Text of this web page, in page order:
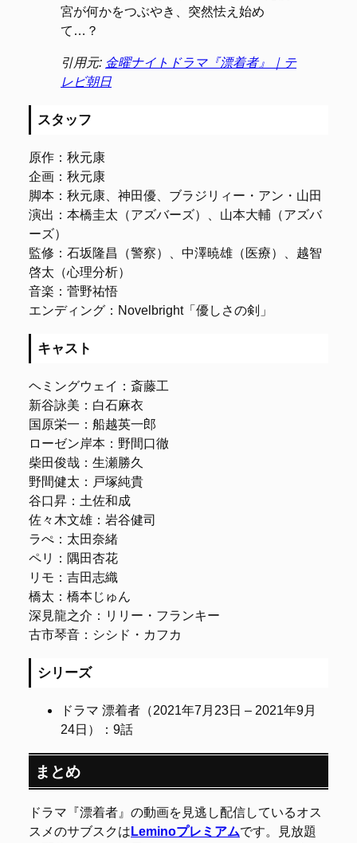
宮が何かをつぶやき、突然怯え始め
て…？
引用元: 金曜ナイトドラマ『漂着者』｜テ
レビ朝日
スタッフ
原作：秋元康
企画：秋元康
脚本：秋元康、神田優、ブラジリィー・アン・山田
演出：本橋圭太（アズバーズ）、山本大輔（アズバ
ーズ）
監修：石坂隆昌（警察）、中澤暁雄（医療）、越智
啓太（心理分析）
音楽：菅野祐悟
エンディング：Novelbright「優しさの剣」
キャスト
ヘミングウェイ：斎藤工
新谷詠美：白石麻衣
国原栄一：船越英一郎
ローゼン岸本：野間口徹
柴田俊哉：生瀬勝久
野間健太：戸塚純貴
谷口昇：土佐和成
佐々木文雄：岩谷健司
ラぺ：太田奈緒
ペリ：隅田杏花
リモ：吉田志織
橋太：橋本じゅん
深見龍之介：リリー・フランキー
古市琴音：シシド・カフカ
シリーズ
ドラマ 漂着者（2021年7月23日 – 2021年9月
24日）
：9話
まとめ
ドラマ『漂着者』の動画を見逃し配信しているオス
スメのサブスクは Leminoプレミアムです。見放題